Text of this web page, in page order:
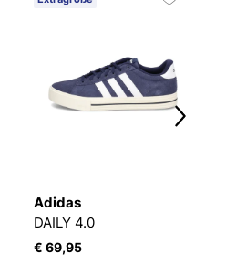
Adidas
DAILY 4.0
€ 69,95